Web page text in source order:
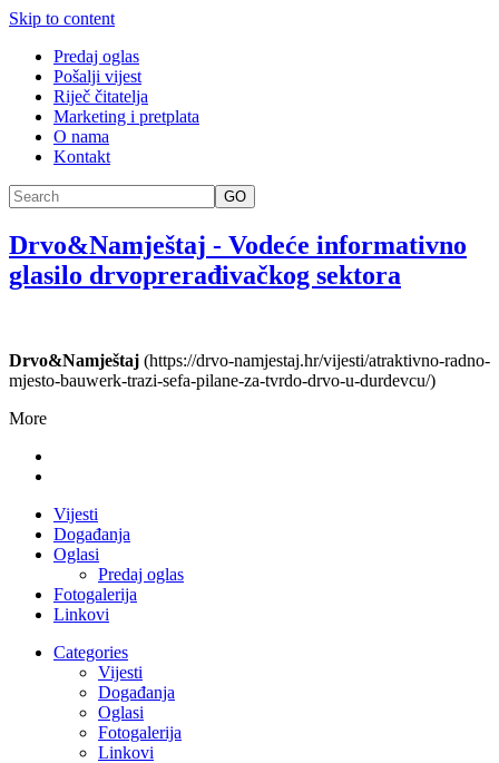
Skip to content
Predaj oglas
Pošalji vijest
Riječ čitatelja
Marketing i pretplata
O nama
Kontakt
GO
Drvo&Namještaj - Vodeće informativno
glasilo drvoprerađivačkog sektora
Drvo&Namještaj (https://drvo-namjestaj.hr/vijesti/atraktivno-radno-
mjesto-bauwerk-trazi-sefa-pilane-za-tvrdo-drvo-u-durdevcu/)
More
Vijesti
Događanja
Oglasi
Predaj oglas
Fotogalerija
Linkovi
Categories
Vijesti
Događanja
Oglasi
Fotogalerija
Linkovi